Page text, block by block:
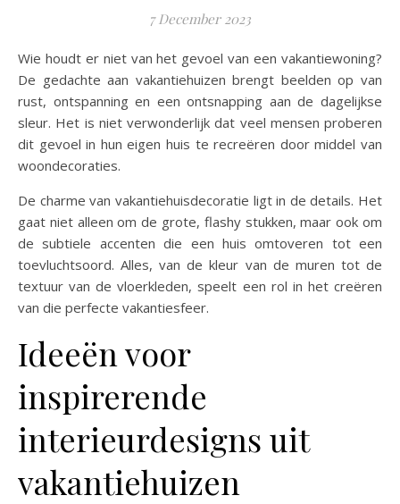
7 December 2023
Wie houdt er niet van het gevoel van een vakantiewoning?
De gedachte aan vakantiehuizen brengt beelden op van
rust, ontspanning en een ontsnapping aan de dagelijkse
sleur. Het is niet verwonderlijk dat veel mensen proberen
dit gevoel in hun eigen huis te recreëren door middel van
woondecoraties.
De charme van vakantiehuisdecoratie ligt in de details. Het
gaat niet alleen om de grote, flashy stukken, maar ook om
de subtiele accenten die een huis omtoveren tot een
toevluchtsoord. Alles, van de kleur van de muren tot de
textuur van de vloerkleden, speelt een rol in het creëren
van die perfecte vakantiesfeer.
Ideeën voor
inspirerende
interieurdesigns uit
vakantiehuizen